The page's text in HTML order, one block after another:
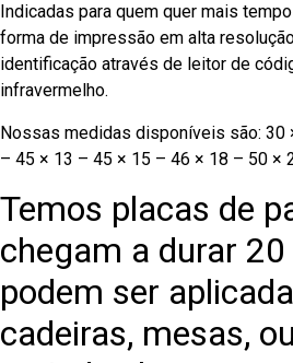
Indicadas para quem quer mais
forma de impressão em alta
identificação através de leitor de
infravermelho.
Nossas medidas disponíveis são: 30
– 45 × 13 – 45 × 15 – 46 × 18 – 50 ×
Temos placas de
chegam a durar 20
podem ser
cadeiras, mesas,